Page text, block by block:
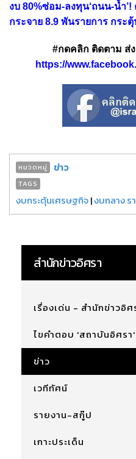
งบ 80%ซ่อม-ลงทุน‘ถนน-น้ำ
กระจาย 8.9 พันรายการ กระ
#กดคลิก ติดตาม ส่
https://
หมวดหมู่ ข่าว
TAGS
งบกระตุ้นเศรษฐกิจ|งบกลาง ร
สำนักข่าวอิศรา
เรื่องเด่น - สำนักข่าวอิศ
ไขคำตอบ 'สถาบันอิศร
ข่าว
เวทีทัศน์
รายงาน-สกู๊ป
เกาะประเด็น